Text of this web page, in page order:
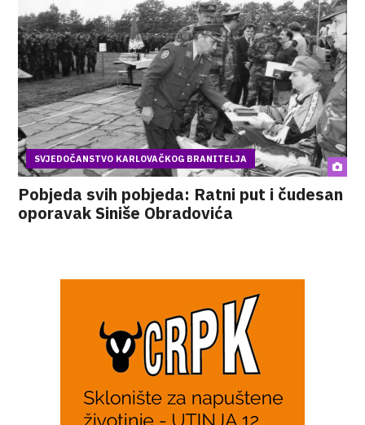
SVJEDOČANSTVO KARLOVAČKOG BRANITELJA
Pobjeda svih pobjeda: Ratni put i čudesan
oporavak Siniše Obradovića